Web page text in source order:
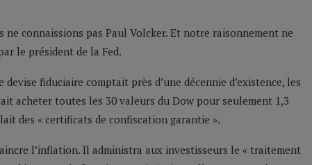
ne connaissions pas Paul Volcker. Et notre raisonnement ne
le président de la Fed.
fiduciaire comptait près d’une décennie d’existence, les
acheter toutes les 30 valeurs du Dow pour seulement 1,3
des « certificats de confiscation garantie ».
l’inflation. Il administra aux investisseurs le « traitement